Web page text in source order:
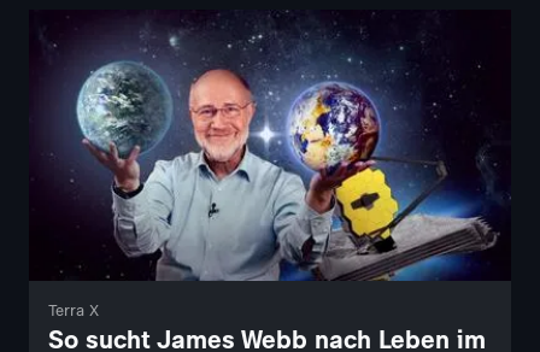
Terra X
So sucht James Webb nach Leben im